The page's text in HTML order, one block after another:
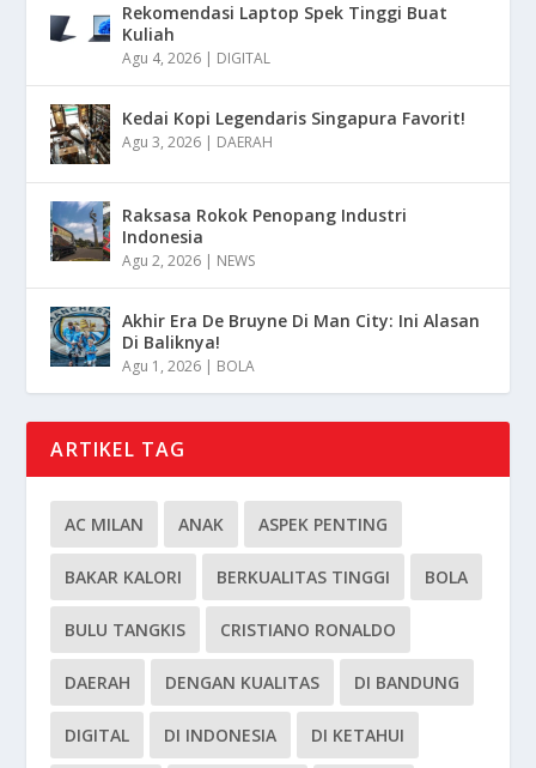
Rekomendasi Laptop Spek Tinggi Buat
Kuliah
Agu 4, 2026 | DIGITAL
Kedai Kopi Legendaris Singapura Favorit!
Agu 3, 2026 | DAERAH
Raksasa Rokok Penopang Industri
Indonesia
Agu 2, 2026 | NEWS
Akhir Era De Bruyne Di Man City: Ini Alasan
Di Baliknya!
Agu 1, 2026 | BOLA
ARTIKEL TAG
AC MILAN ANAK ASPEK PENTING
BAKAR KALORI BERKUALITAS TINGGI BOLA
BULU TANGKIS CRISTIANO RONALDO
DAERAH DENGAN KUALITAS DI BANDUNG
DIGITAL DI INDONESIA DI KETAHUI